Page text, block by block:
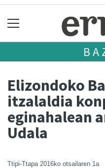
Elizondoko
itzalaldia
eginahalean
Udala
Ttipi-Ttapa 2016ko otsailaren 1a